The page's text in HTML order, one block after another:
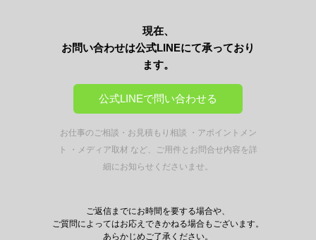
現在、
お問い合わせは公式LINEにて承っており
ます。
公式LINEで問い合わせる
お仕事のご相談・お見積もり相談 ・アポイントメン
ト ・メディア取材 など、
ご用件とお問合せ内容を詳
細にお知らせくださいませ。
ご返信までにお時間を要する場合や、
ご質問によってはお応えできかねる場合もございます。
あらかじめご了承ください。